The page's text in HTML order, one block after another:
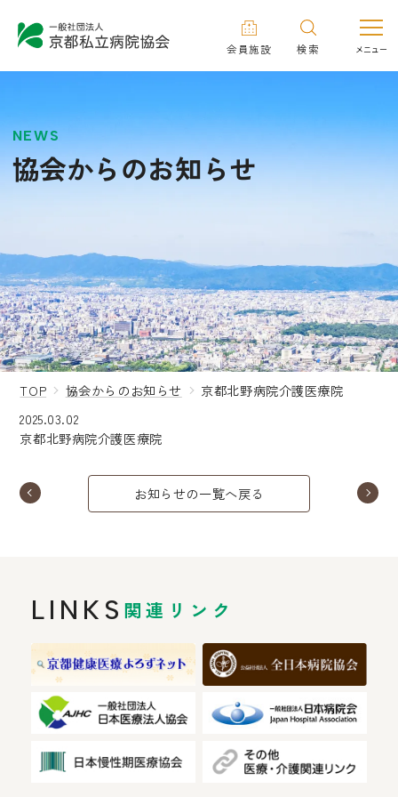
会員施設 検索
NEWS
協会からのお知らせ
TOP 協会からのお知らせ
京都北野病院介護医療院
2025.03.02
京都北野病院介護医療院
お知らせの一覧へ戻る
LINKS 関連リンク